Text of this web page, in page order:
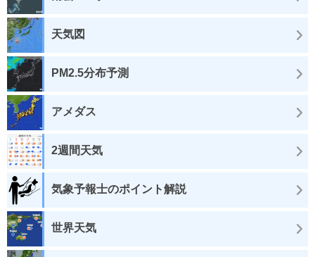
天気図
PM2.5分布予測
アメダス
2週間天気
気象予報士のポイント解説
世界天気